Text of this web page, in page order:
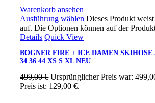
Warenkorb ansehen
Ausführung wählen Dieses Produkt
auf. Die Optionen können auf der
Details Quick View
BOGNER FIRE + ICE DAMEN
34 36 44 XS S XL NEU
499,00€ Ursprünglicher Preis war:
Preis ist: 129,00 €.